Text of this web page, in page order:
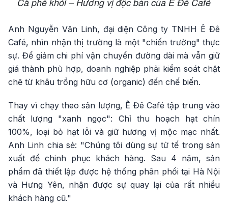
Anh Nguyễn Văn Linh, đại diện Công ty TNHH Ê Đê
Café, nhìn nhận thị trường là một "chiến trường" thực
sự. Để giảm chi phí vận chuyển đường dài mà vẫn giữ
giá thành phù hợp, doanh nghiệp phải kiểm soát chặt
chẽ từ khâu trồng hữu cơ (organic) đến chế biến.
Thay vì chạy theo sản lượng, Ê Đê Café tập trung vào
chất lượng "xanh ngọc": Chỉ thu hoạch hạt chín
100%, loại bỏ hạt lỗi và giữ hương vị mộc mạc nhất.
Anh Linh chia sẻ: "Chúng tôi dùng sự tử tế trong sản
xuất để chinh phục khách hàng. Sau 4 năm, sản
phẩm đã thiết lập được hệ thống phân phối tại Hà Nội
và Hưng Yên, nhận được sự quay lại của rất nhiều
khách hàng cũ."